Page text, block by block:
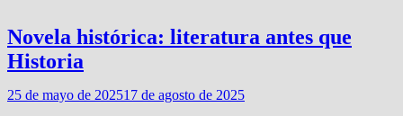
Novela histórica: literatura antes que
Historia
25 de mayo de 202517 de agosto de 2025